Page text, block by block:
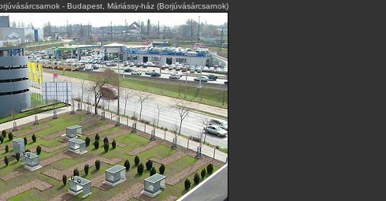
- Budapest, Máriássy-ház (Borjúvásárcsarnok)